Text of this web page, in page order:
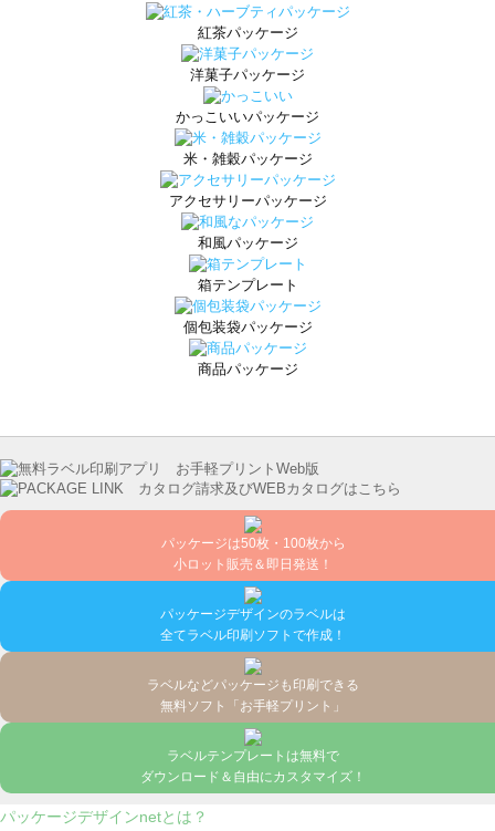
紅茶パッケージ
洋菓子パッケージ
かっこいいパッケージ
米・雑穀パッケージ
アクセサリーパッケージ
和風パッケージ
箱テンプレート
個包装袋パッケージ
商品パッケージ
パッケージは50枚・100枚から
小ロット販売＆即日発送！
パッケージデザインのラベルは
全てラベル印刷ソフトで作成！
ラベルなどパッケージも印刷できる
無料ソフト「お手軽プリント」
ラベルテンプレートは無料で
ダウンロード＆自由にカスタマイズ！
パッケージデザインnetとは？